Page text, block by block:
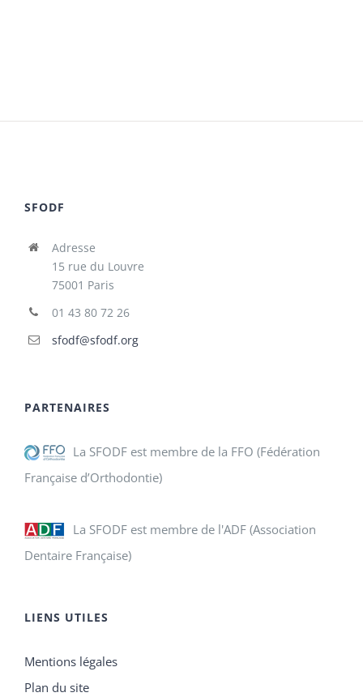
SFODF
Adresse
15 rue du Louvre
75001 Paris
01 43 80 72 26
sfodf@sfodf.org
PARTENAIRES
La SFODF est membre de la FFO (Fédération
Française d’Orthodontie)
La SFODF est membre de l'ADF (Association
Dentaire Française)
LIENS UTILES
Mentions légales
Plan du site